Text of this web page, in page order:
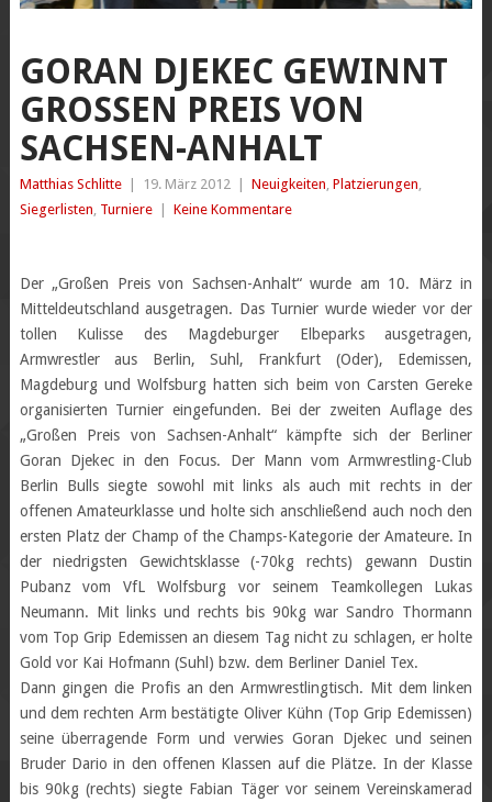
GORAN DJEKEC GEWINNT
GROSSEN PREIS VON S
ACHSEN-ANHALT
Matthias Schlitte 19. März 2012 Neuigkeiten Platzierungen
Siegerlisten Turniere Keine Kommentare
Der „Großen Preis von Sachsen-Anhalt“ wurde am 10. März in
Mitteldeutschland ausgetragen. Das Turnier wurde wieder vor der
tollen Kulisse des Magdeburger Elbeparks ausgetragen,
Armwrestler aus Berlin, Suhl, Frankfurt (Oder), Edemissen,
Magdeburg und Wolfsburg hatten sich beim von Carsten Gereke
organisierten Turnier eingefunden. Bei der zweiten Auflage des
„Großen Preis von Sachsen-Anhalt“ kämpfte sich der Berliner
Goran Djekec in den Focus. Der Mann vom Armwrestling-Club
Berlin Bulls siegte sowohl mit links als auch mit rechts in der
offenen Amateurklasse und holte sich anschließend auch noch den
ersten Platz der Champ of the Champs-Kategorie der Amateure. In
der niedrigsten Gewichtsklasse (-70kg rechts) gewann Dustin
Pubanz vom VfL Wolfsburg vor seinem Teamkollegen Lukas
Neumann. Mit links und rechts bis 90kg war Sandro Thormann
vom Top Grip Edemissen an diesem Tag nicht zu schlagen, er holte
Gold vor Kai Hofmann (Suhl) bzw. dem Berliner Daniel Tex.
Dann gingen die Profis an den Armwrestlingtisch. Mit dem linken
und dem rechten Arm bestätigte Oliver Kühn (Top Grip Edemissen)
seine überragende Form und verwies Goran Djekec und seinen
Bruder Dario in den offenen Klassen auf die Plätze. In der Klasse
bis 90kg (rechts) siegte Fabian Täger vor seinem Vereinskamerad